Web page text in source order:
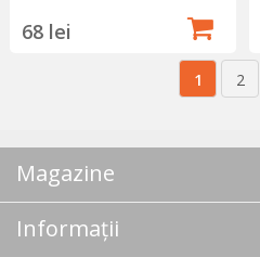
68 lei
1 2
Magazine
Informații